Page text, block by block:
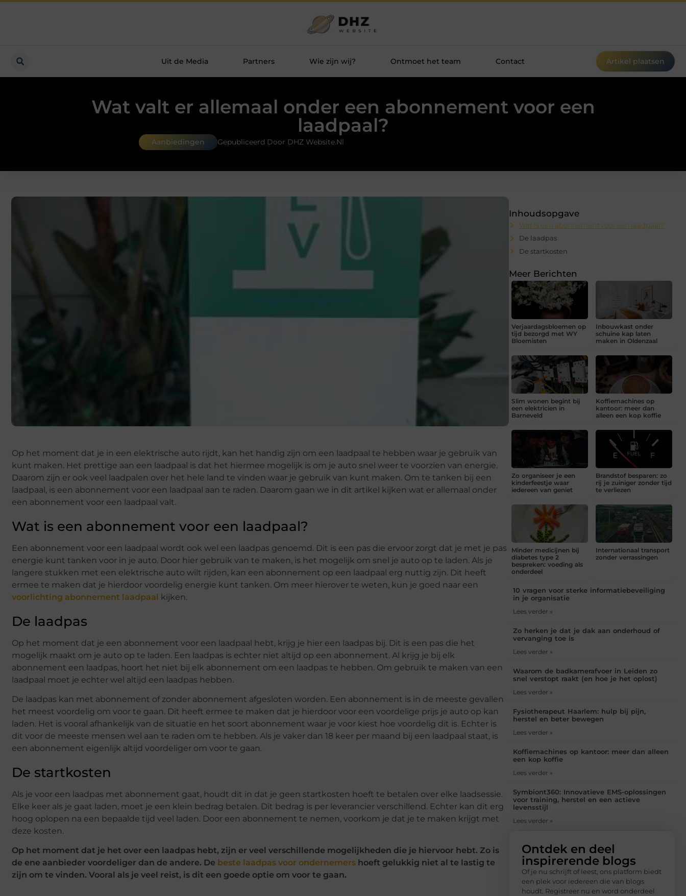
Uit de Media Partners Wie zijn wij? Ontmoet het team Contact Artikel plaatsen
Wat valt er allemaal onder een abonnement voor een
laadpaal?
Aanbiedingen Gepubliceerd Door DHZ Website.nl
Op het moment dat je in een elektrische auto rijdt, kan het handig zijn om een laadpaal te hebben waar je gebruik van
kunt maken. Het prettige aan een laadpaal is dat het hiermee mogelijk is om je auto snel weer te voorzien van energie.
Daarom zijn er ook veel laadpalen over het hele land te vinden waar je gebruik van kunt maken. Om te tanken bij een
laadpaal, is een abonnement voor een laadpaal aan te raden. Daarom gaan we in dit artikel kijken wat er allemaal onder
een abonnement voor een laadpaal valt.
Wat is een abonnement voor een laadpaal?
Een abonnement voor een laadpaal wordt ook wel een laadpas genoemd. Dit is een pas die ervoor zorgt dat je met je pas
energie kunt tanken voor in je auto. Door hier gebruik van te maken, is het mogelijk om snel je auto op te laden. Als je
langere stukken met een elektrische auto wilt rijden, kan een abonnement op een laadpaal erg nuttig zijn. Dit heeft
ermee te maken dat je hierdoor voordelig energie kunt tanken. Om meer hierover te weten, kun je goed naar een
voorlichting abonnement laadpaal kijken.
De laadpas
Op het moment dat je een abonnement voor een laadpaal hebt, krijg je hier een laadpas bij. Dit is een pas die het
mogelijk maakt om je auto op te laden. Een laadpas is echter niet altijd op een abonnement. Al krijg je bij elk
abonnement een laadpas, hoort het niet bij elk abonnement om een laadpas te hebben. Om gebruik te maken van een
laadpaal moet je echter wel altijd een laadpas hebben.
De laadpas kan met abonnement of zonder abonnement afgesloten worden. Een abonnement is in de meeste gevallen
het meest voordelig om voor te gaan. Dit heeft ermee te maken dat je hierdoor voor een voordelige prijs je auto op kan
laden. Het is vooral afhankelijk van de situatie en het soort abonnement waar je voor kiest hoe voordelig dit is. Echter is
dit voor de meeste mensen wel aan te raden om te hebben. Als je vaker dan 18 keer per maand bij een laadpaal staat, is
een abonnement eigenlijk altijd voordeliger om voor te gaan.
De startkosten
Als je voor een laadpas met abonnement gaat, houdt dit in dat je geen startkosten hoeft te betalen over elke laadsessie.
Elke keer als je gaat laden, moet je een klein bedrag betalen. Dit bedrag is per leverancier verschillend. Echter kan dit erg
hoog oplopen na een bepaalde tijd veel laden. Door een abonnement te nemen, voorkom je dat je te maken krijgt met
deze kosten.
Op het moment dat je het over een laadpas hebt, zijn er veel verschillende mogelijkheden die je hiervoor hebt. Zo is
de ene aanbieder voordeliger dan de andere. De beste laadpas voor ondernemers hoeft gelukkig niet al te lastig te
zijn om te vinden. Vooral als je veel reist, is dit een goede optie om voor te gaan.
Inhoudsopgave
Wat is een abonnement voor een laadpaal?
De laadpas
De startkosten
Meer Berichten
Verjaardagsbloemen op
tijd bezorgd met WY
Bloemisten
Inbouwkast onder
schuine kap laten
maken in Oldenzaal
Slim wonen begint bij
een elektricien in
Barneveld
Koffiemachines op
kantoor: meer dan
alleen een kop koffie
Zo organiseer je een
kinderfeestje waar
iedereen van geniet
Brandstof besparen: zo
rij je zuiniger zonder tijd
te verliezen
Minder medicijnen bij
diabetes type 2
bespreken: voeding als
onderdeel
Internationaal transport
zonder verrassingen
10 vragen voor sterke informatiebeveiliging
in je organisatie
Lees verder »
Zo herken je dat je dak aan onderhoud of
vervanging toe is
Lees verder »
Waarom de badkamerafvoer in Leiden zo
snel verstopt raakt (en hoe je het oplost)
Lees verder »
Fysiotherapeut Haarlem: hulp bij pijn,
herstel en beter bewegen
Lees verder »
Koffiemachines op kantoor: meer dan alleen
een kop koffie
Lees verder »
Symbiont360: Innovatieve EMS-oplossingen
voor training, herstel en een actieve
levensstijl
Lees verder »
Ontdek en deel
inspirerende blogs
Of je nu schrijft of leest, ons platform biedt
een plek voor iedereen die van blogs
houdt. Registreer nu en word onderdeel